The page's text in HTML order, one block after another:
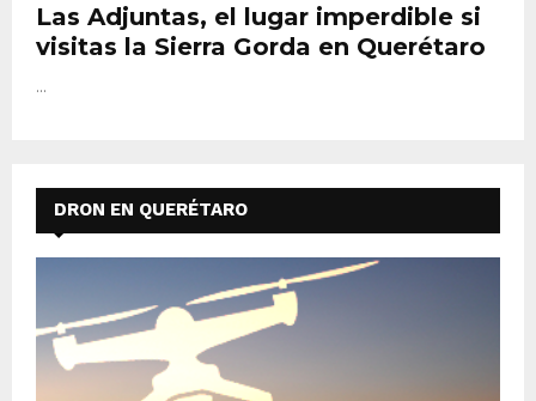
Las Adjuntas, el lugar imperdible si
visitas la Sierra Gorda en Querétaro
...
DRON EN QUERÉTARO